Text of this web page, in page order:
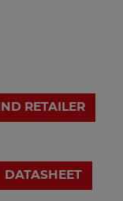
RETAILER
DATASHEET